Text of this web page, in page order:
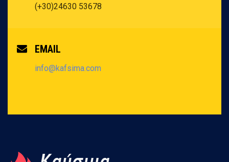
(+30)24630 53678
EMAIL
info@kafsima.com